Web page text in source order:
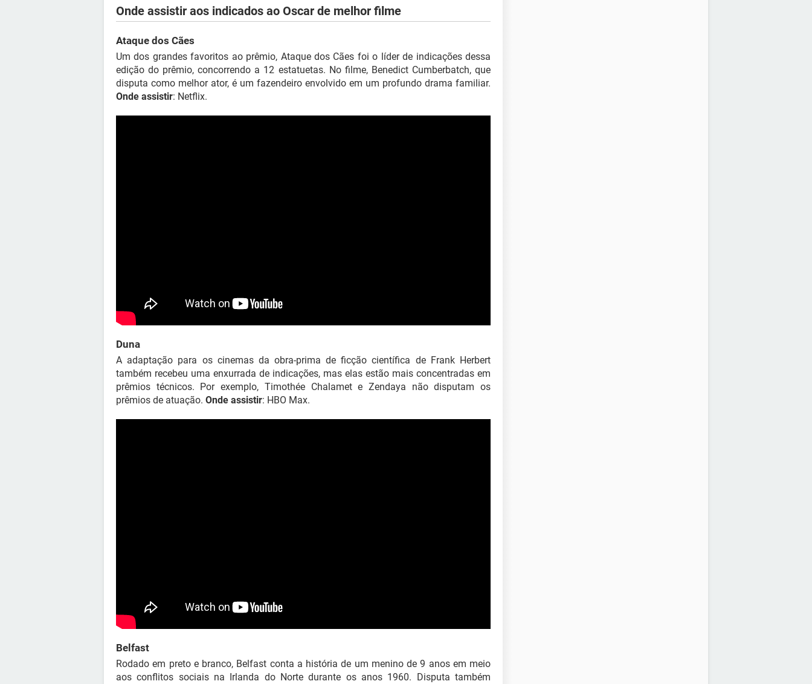
Onde assistir aos indicados ao Oscar de melhor filme
Ataque dos Cães
Um dos grandes favoritos ao prêmio, Ataque dos Cães foi o líder de indicações dessa
edição do prêmio, concorrendo a 12 estatuetas. No filme, Benedict Cumberbatch, que
disputa como melhor ator, é um fazendeiro envolvido em um profundo drama familiar.
Onde assistir: Netflix.
Duna
A adaptação para os cinemas da obra-prima de ficção científica de Frank Herbert
também recebeu uma enxurrada de indicações, mas elas estão mais concentradas em
prêmios técnicos. Por exemplo, Timothée Chalamet e Zendaya não disputam os
prêmios de atuação. Onde assistir: HBO Max.
Belfast
Rodado em preto e branco, Belfast conta a história de um menino de 9 anos em meio
aos conflitos sociais na Irlanda do Norte durante os anos 1960. Disputa também